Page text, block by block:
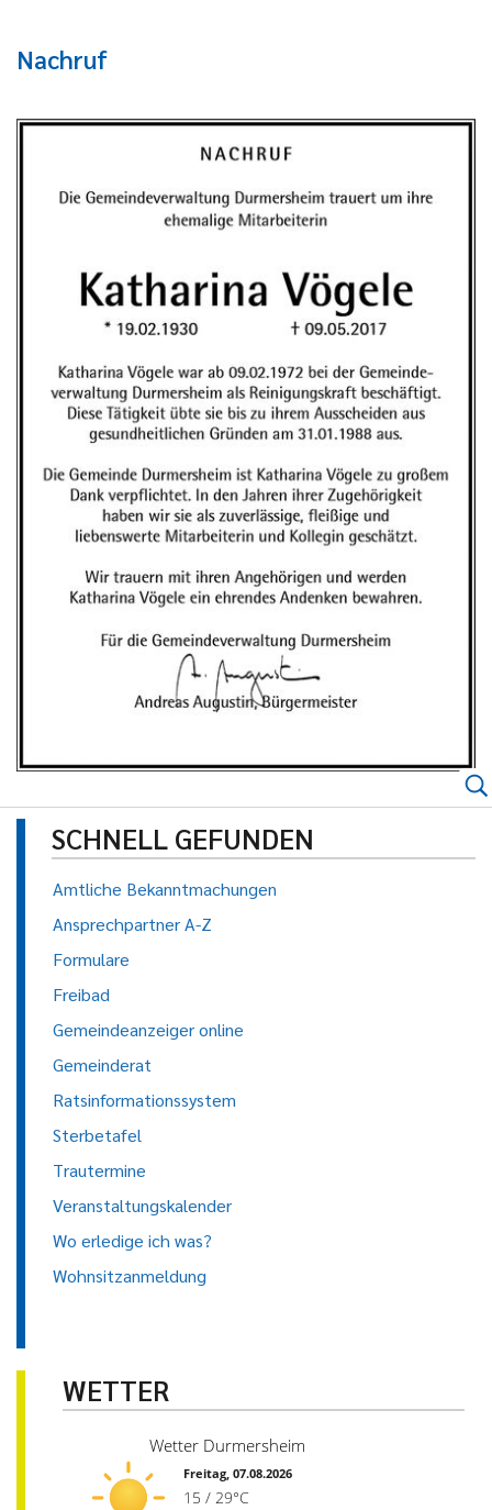
Nachruf
SCHNELL GEFUNDEN
Amtliche Bekanntmachungen
Ansprechpartner A-Z
Formulare
Freibad
Gemeindeanzeiger online
Gemeinderat
Ratsinformationssystem
Sterbetafel
Trautermine
Veranstaltungskalender
Wo erledige ich was?
Wohnsitzanmeldung
WETTER
Wetter Durmersheim
Freitag, 07.08.2026
15 / 29°C